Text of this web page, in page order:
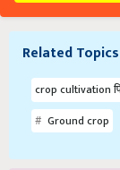
Related Topics
crop cultivation
Ground crop